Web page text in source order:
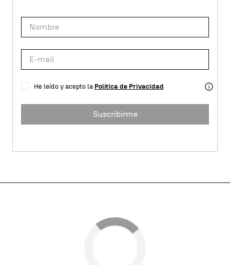
He leído y acepto la Política de Privacidad
Suscribirme